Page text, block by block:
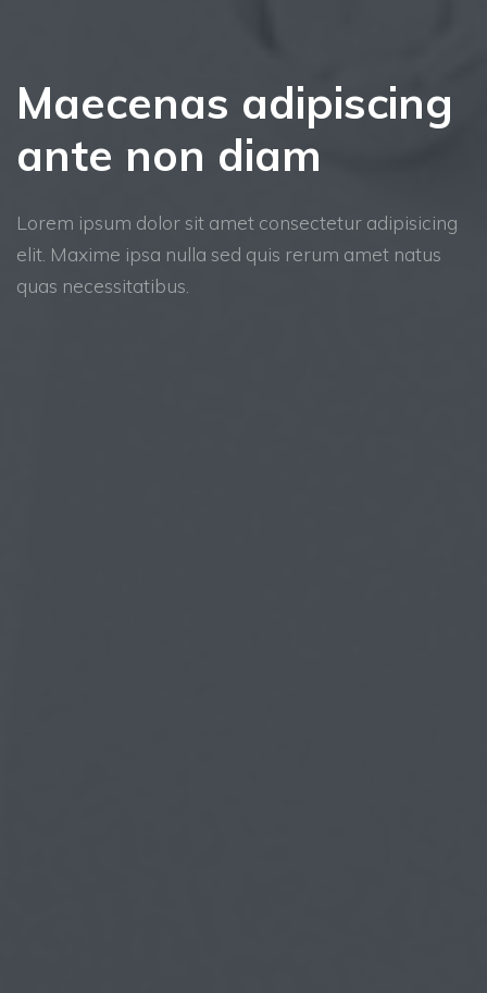
Maecenas adipiscing
ante non diam
Lorem ipsum dolor sit amet consectetur adipisicing
elit. Maxime ipsa nulla sed quis rerum amet natus
quas necessitatibus.